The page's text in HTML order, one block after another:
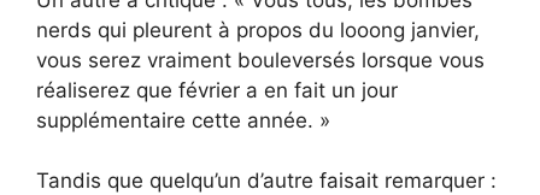
nerds qui pleurent à propos du looong janvier,
vous serez vraiment bouleversés lorsque vous
réaliserez que février a en fait un jour
supplémentaire cette année. »
Tandis que quelqu’un d’autre faisait remarquer :